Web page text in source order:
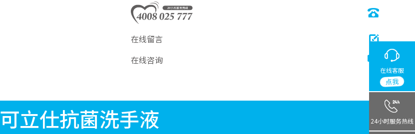
在线留言
在线咨询
可立仕抗菌洗手液
在线客服
点我
24小时服务热线